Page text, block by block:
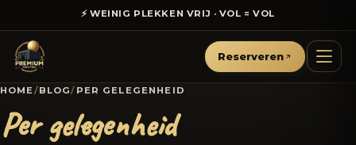
⚡ WEINIG PLEKKEN VRIJ · VOL = VOL
Reserveren
HOME/BLOG/ PER GELEGENHEID
Per gelegenheid